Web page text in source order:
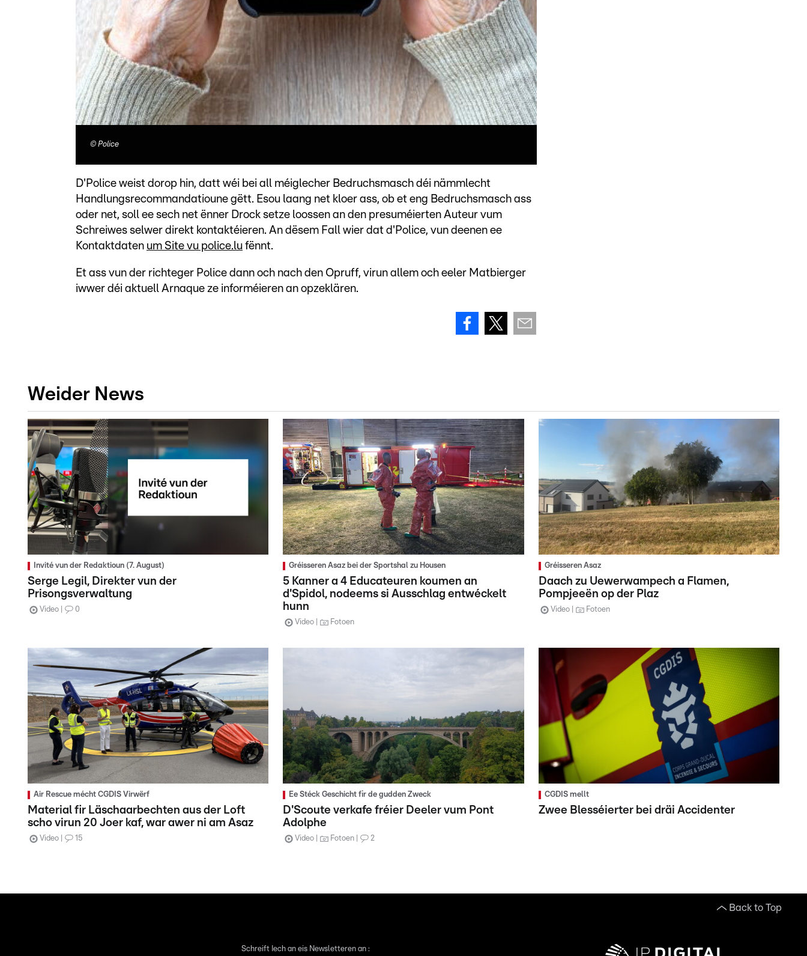
© Police
D'Police weist dorop hin, datt wéi bei all méiglecher Bedruchsmasch déi nämmlecht
Handlungsrecommandatioune gëtt. Esou laang net kloer ass, ob et eng Bedruchsmasch ass
oder net, soll ee sech net ënner Drock setze loossen an den presuméierten Auteur vum
Schreiwes selwer direkt kontaktéieren. An dësem Fall wier dat d'Police, vun deenen ee
Kontaktdaten um Site vu police.lu fënnt.
Et ass vun der richteger Police dann och nach den Opruff, virun allem och eeler Matbierger
iwwer déi aktuell Arnaque ze informéieren an opzeklären.
Weider News
Invité vun der Redaktioun (7. August)
Serge Legil, Direkter vun der
Prisongsverwaltung
Video 0
Gréisseren Asaz bei der Sportshal zu Housen
5 Kanner a 4 Educateuren koumen an
d'Spidol, nodeems si Ausschlag entwéckelt
hunn
Video Fotoen
Gréisseren Asaz
Daach zu Uewerwampech a Flamen,
Pompjeeën op der Plaz
Video Fotoen
Air Rescue mécht CGDIS Virwërf
Material fir Läschaarbechten aus der Loft
scho virun 20 Joer kaf, war awer ni am Asaz
Video 15
Ee Stéck Geschicht fir de gudden Zweck
D'Scoute verkafe fréier Deeler vum Pont
Adolphe
Video Fotoen 2
CGDIS mellt
Zwee Blesséierter bei dräi Accidenter
Back to Top
Schreift Iech an eis Newsletteren an :